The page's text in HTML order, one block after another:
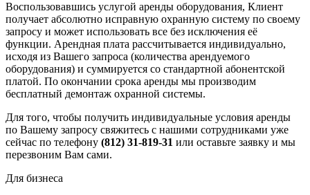
Воспользовавшись услугой аренды оборудования, Клиент
получает абсолютно исправную охранную систему по своему
запросу и может использовать все без исключения её
функции. Арендная плата рассчитывается индивидуально,
исходя из Вашего запроса (количества арендуемого
оборудования) и суммируется со стандартной абонентской
платой. По окончании срока аренды мы производим
бесплатный демонтаж охранной системы.
Для того, чтобы получить индивидуальные условия аренды
по Вашему запросу свяжитесь с нашими сотрудниками уже
сейчас по телефону (812) 31-819-31 или оставьте заявку и мы
перезвоним Вам сами.
Для бизнеса